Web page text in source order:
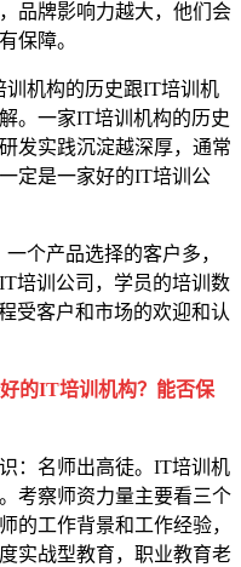
品牌影响力越大，他们会
保障。
训机构的历史跟IT培训机
。一家IT培训机构的历史
发实践沉淀越深厚，通常
定是一家好的IT培训公
个产品选择的客户多，
培训公司，学员的培训数
受客户和市场的欢迎和认
的IT培训机构？能否保
：名师出高徒。IT培训机
考察师资力量主要看三个
的工作背景和工作经验，
实战型教育，职业教育老